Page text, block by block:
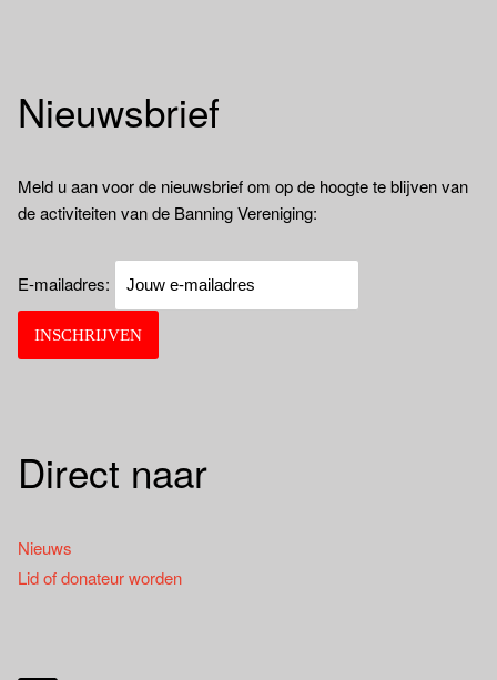
Nieuwsbrief
Meld u aan voor de nieuwsbrief om op de hoogte te blijven van
de activiteiten van de Banning Vereniging:
E-mailadres:
Direct naar
Nieuws
Lid of donateur worden